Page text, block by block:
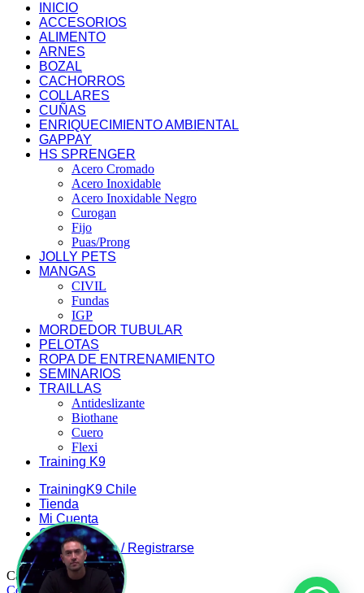
INICIO
ACCESORIOS
ALIMENTO
ARNES
BOZAL
CACHORROS
COLLARES
CUÑAS
ENRIQUECIMIENTO AMBIENTAL
GAPPAY
HS SPRENGER
Acero Cromado
Acero Inoxidable
Acero Inoxidable Negro
Curogan
Fijo
Puas/Prong
JOLLY PETS
MANGAS
CIVIL
Fundas
IGP
MORDEDOR TUBULAR
PELOTAS
ROPA DE ENTRENAMIENTO
SEMINARIOS
TRAILLAS
Antideslizante
Biothane
Cuero
Flexi
Training K9
TrainingK9 Chile
Tienda
Mi Cuenta
Carrito
Iniciar Sesión / Registrarse
Carrito de compra